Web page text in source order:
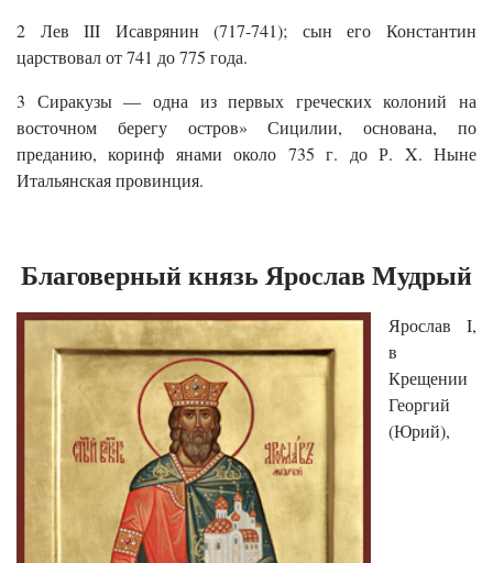
2 Лев III Исаврянин (717-741); сын его Константин
царствовал от 741 до 775 года.
3 Сиракузы — одна из первых греческих колоний на
восточном берегу остров» Сицилии, основана, по
преданию, коринф янами около 735 г. до Р. X. Ныне
Итальянская провинция.
Благоверный князь Ярослав Мудрый
Ярослав I,
в
Крещении
Георгий
(Юрий),